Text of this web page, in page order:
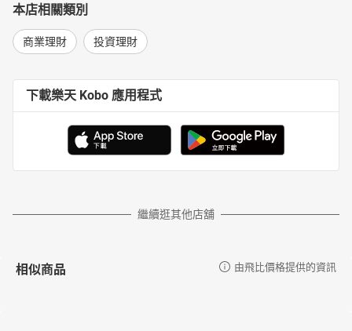
本店相關類別
商業理財 投資理財
下載樂天 Kobo 應用程式
繼續逛其他店舖
相似商品 由飛比價格提供的資訊